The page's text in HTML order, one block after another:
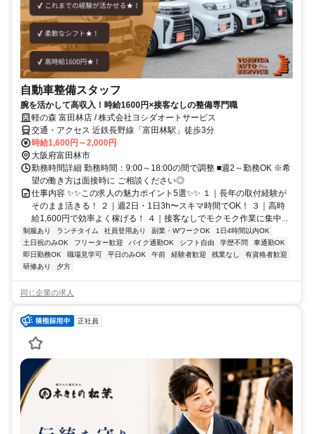
自動車整備スタッフ
腕を活かして高収入！時給1600円×接客なしの整備専門職
軽の森 富田林店 / 株式会社ヨシダオートサービス
交通・アクセス 近鉄長野線「富田林駅」徒歩3分
時給1,600円～2,000円
大阪府富田林市
勤務時間詳細 勤務時間：9:00～18:00の間で調整 ■週2～勤務OK ※希
望の働き方は面接時に ご相談ください◎
仕事内容 ✨✨この求人の魅力ポイント5選✨✨ １｜長年の取付経験が
そのまま活きる！ ２｜週2日・1日3h〜スキマ時間でOK！ ３｜高時
給1,600円で効率よく稼げる！ ４｜接客なしでモクモク作業に集中...
制服あり ランチタイム 社員登用あり 副業・WワークOK
1日4時間以内OK
土日祝のみOK
フリーター歓迎 バイク通勤OK シフト自由 学歴不問
車通勤OK
即日勤務OK
職場見学可 平日のみOK 午前 経験者歓迎 残業なし
有資格者歓迎
研修あり
夕方
同じ企業の求人
正社員